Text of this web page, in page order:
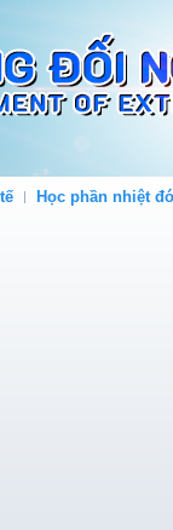
Học phần nhiệt